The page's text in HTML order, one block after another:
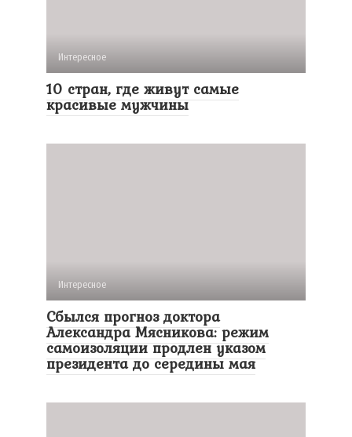
Интересное
10 стран, где живут самые
красивые мужчины
Интересное
Сбылся прогноз доктора
Александра Мясникова: режим
самоизоляции продлен указом
президента до середины мая